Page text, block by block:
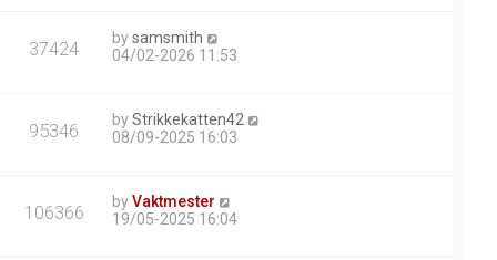
37424 bysamsmith
04/02-2026 11:53
95346 byStrikkekatten42
08/09-2025 16:03
106366 byVaktmester
19/05-2025 16:04